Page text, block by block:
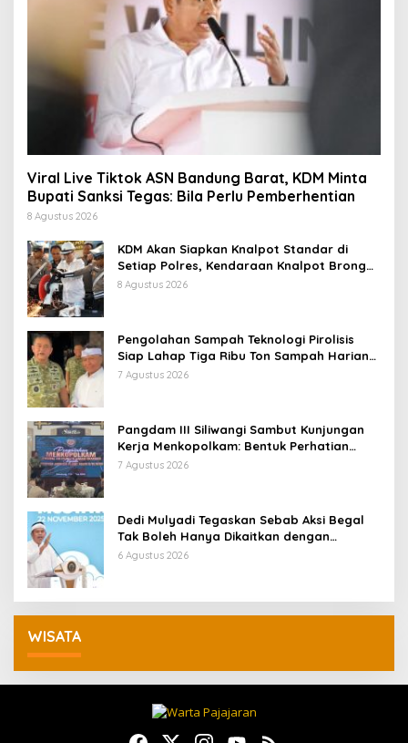
Viral Live Tiktok ASN Bandung Barat, KDM Minta
Bupati Sanksi Tegas: Bila Perlu Pemberhentian
8 Agustus 2026
KDM Akan Siapkan Knalpot Standar di
Setiap Polres, Kendaraan Knalpot Brong
Tertangkap Langsung Ganti
8 Agustus 2026
Pengolahan Sampah Teknologi Pirolisis
Siap Lahap Tiga Ribu Ton Sampah Harian
Jawa Barat
7 Agustus 2026
Pangdam III Siliwangi Sambut Kunjungan
Kerja Menkopolkam: Bentuk Perhatian
Pemerintah
7 Agustus 2026
Dedi Mulyadi Tegaskan Sebab Aksi Begal
Tak Boleh Hanya Dikaitkan dengan
Ekonomi
6 Agustus 2026
WISATA